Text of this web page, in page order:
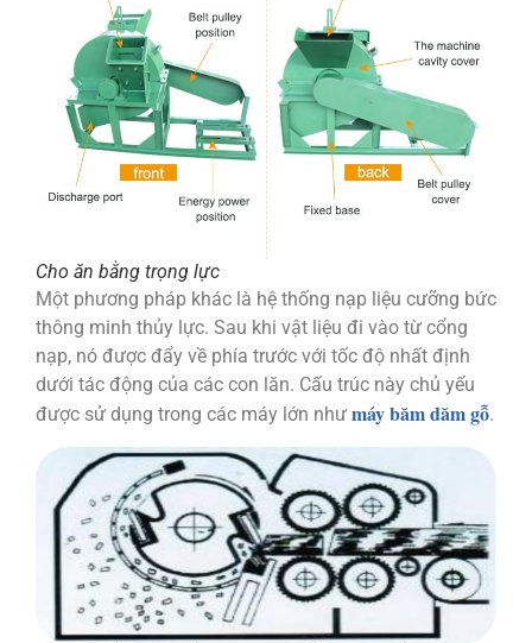
Cho ăn bằng trọng lực
Một phương pháp khác là hệ thống nạp liệu cưỡng bức
thông minh thủy lực. Sau khi vật liệu đi vào từ cổng
nạp, nó được đẩy về phía trước với tốc độ nhất định
dưới tác động của các con lăn. Cấu trúc này chủ yếu
được sử dụng trong các máy lớn như máy băm dăm gỗ.